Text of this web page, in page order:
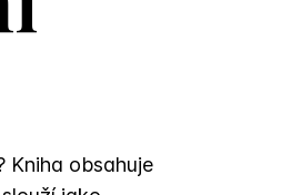
Kniha obsahuje